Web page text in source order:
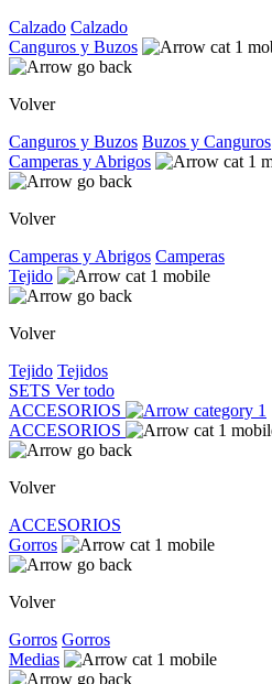
Calzado Calzado
Canguros y Buzos
Volver
Canguros y Buzos Buzos y Canguros
Camperas y Abrigos
Volver
Camperas y Abrigos Camperas
Tejido
Volver
Tejido Tejidos
SETS Ver todo
ACCESORIOS
ACCESORIOS
Volver
ACCESORIOS
Gorros
Volver
Gorros Gorros
Medias